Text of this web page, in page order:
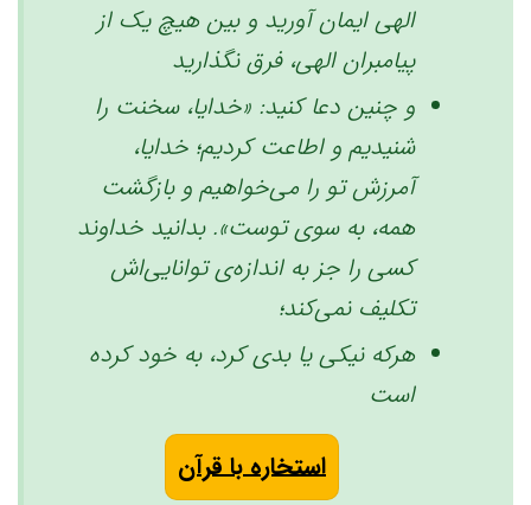
الهی ایمان آورید و بین هیچ یک از
پیامبران الهی، فرق نگذارید
و چنین دعا کنید: «خدایا، سخنت را
شنیدیم و اطاعت کردیم؛ خدایا،
آمرزش تو را می‌خواهیمو بازگشت
همه، به ‌سوی توست». بدانید خداوند
‌کسی را جز به اندازه‌ی توانایی‌اش
تکلیف نمی‌کند؛
هرکه نیکی یا بدی کرد، به خود کرده
است
استخاره با قرآن